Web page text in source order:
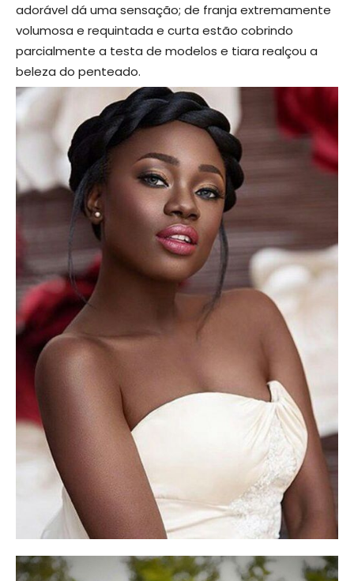
adorável dá uma sensação; de franja extremamente
volumosa e requintada e curta estão cobrindo
parcialmente a testa de modelos e tiara realçou a
beleza do penteado.